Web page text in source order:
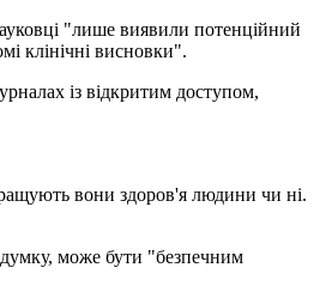
"лише виявили потенційний
клінічні висновки".
із відкритим доступом,
вони здоров'я людини чи ні.
думку, може бути "безпечним